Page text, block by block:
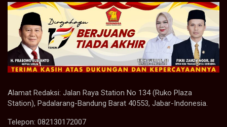
Alamat Redaksi: Jalan Raya Station No 134 (Ruko Plaza
Station), Padalarang-Bandung Barat 40553, Jabar-Indonesia.
Telepon: 082130172007